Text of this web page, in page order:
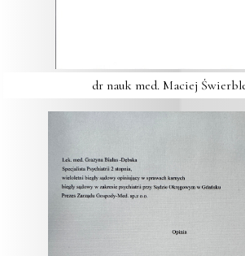
dr nauk med. Maciej